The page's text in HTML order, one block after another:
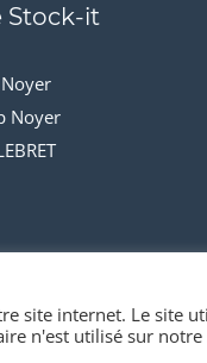
Stock-it
Noyer
site internet. Le site
n'est utilisé sur notre